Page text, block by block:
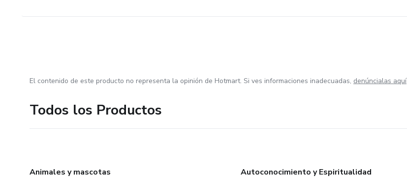
El contenido de este producto no representa la opinión de Hotmart. Si ves informaciones inadecuadas, denúncialas aquí
Todos los Productos
Animales y mascotas
Autoconocimiento y Espiritualidad